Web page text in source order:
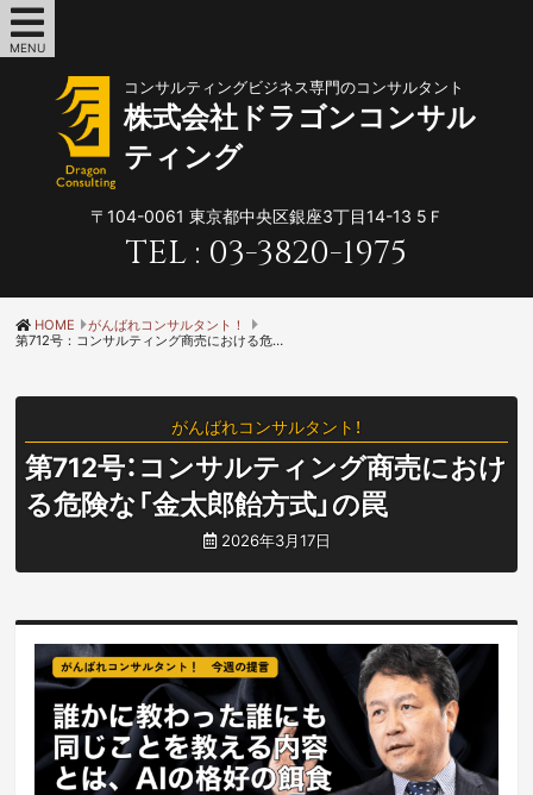
MENU
コンサルティングビジネス専門のコンサルタント
株式会社ドラゴンコンサル
ティング
〒104-0061 東京都中央区銀座3丁目14-13 5Ｆ
TEL : 03-3820-1975
HOME
がんばれコンサルタント！
第712号：コンサルティング商売における危険な「金太郎飴方式」の罠
がんばれコンサルタント！
第712号：コンサルティング商売におけ
る危険な「金太郎飴方式」の罠
2026年3月17日